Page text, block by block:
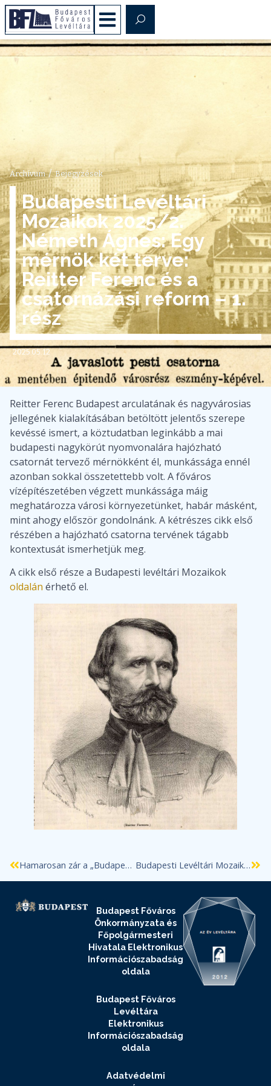
Archívum / Bejegyzések
Budapesti Levéltári
Mozaikok 2025/2.
Németh Ágnes: Egy
mérnök két terve:
Reitter Ferenc és a
csatornázási reform – 1.
rész
2025.05.12
Reitter Ferenc Budapest arculatának és nagyvárosias
jellegének kialakításában betöltött jelentős szerepe
kevéssé ismert, a köztudatban leginkább a mai
budapesti nagykörút nyomvonalára hajózható
csatornát tervező mérnökként él, munkássága ennél
azonban sokkal összetettebb volt. A főváros
vízépítészetében végzett munkássága máig
meghatározza városi környezetünket, habár másként,
mint ahogy először gondolnánk. A kétrészes cikk első
részében a hajózható csatorna tervének tágabb
kontextusát ismerhetjük meg.
A cikk első része a Budapesti levéltári Mozaikok
oldalán érhető el.
Hamarosan zár a „Budapest közlekedik – a főváros közösségi közlekedésének 150 éve” című kiállítás Budapesti Levéltári Mozaikok 2025/3. Németh Ágnes: Egy mérnök két terve: Reitter Ferenc és a csatornázási reform – 2. rész
Budapest Főváros
Önkormányzata és
Főpolgármesteri
Hivatala Elektronikus
Információszabadság
oldala
Budapest Főváros
Levéltára
Elektronikus
Információszabadság
oldala
Adatvédelmi